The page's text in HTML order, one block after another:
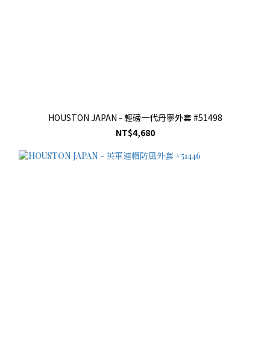
HOUSTON JAPAN - 輕磅一代丹寧外套 #51498
NT$4,680